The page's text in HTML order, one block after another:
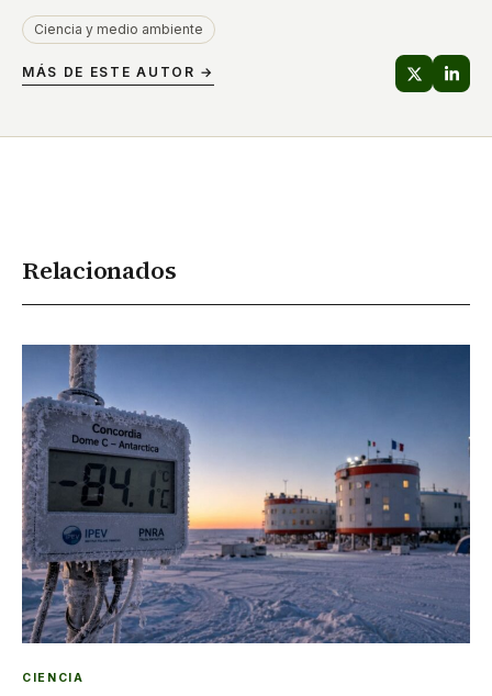
Ciencia y medio ambiente
MÁS DE ESTE AUTOR →
Relacionados
CIENCIA